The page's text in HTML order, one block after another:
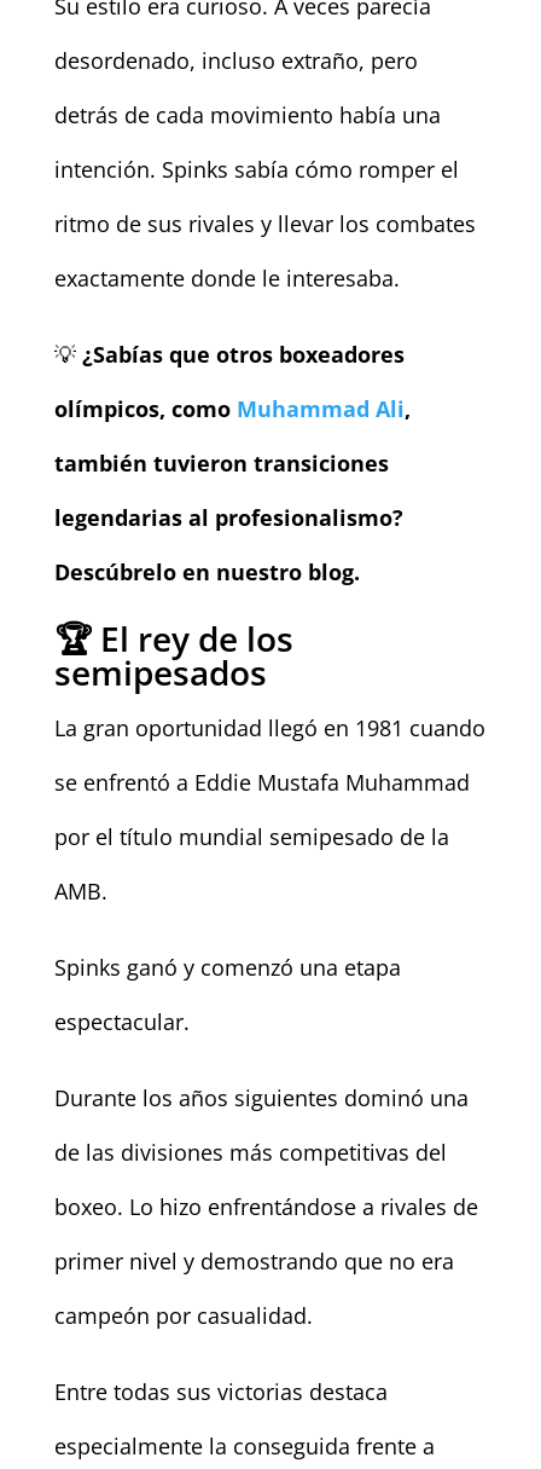
Su estilo era curioso. A veces parecía
desordenado, incluso extraño, pero
detrás de cada movimiento había una
intención. Spinks sabía cómo romper el
ritmo de sus rivales y llevar los combates
exactamente donde le interesaba.
💡 ¿Sabías que otros boxeadores
olímpicos, como Muhammad Ali,
también tuvieron transiciones
legendarias al profesionalismo?
Descúbrelo en nuestro blog.
🏆 El rey de los
semipesados
La gran oportunidad llegó en 1981 cuando
se enfrentó a Eddie Mustafa Muhammad
por el título mundial semipesado de la
AMB.
Spinks ganó y comenzó una etapa
espectacular.
Durante los años siguientes dominó una
de las divisiones más competitivas del
boxeo. Lo hizo enfrentándose a rivales de
primer nivel y demostrando que no era
campeón por casualidad.
Entre todas sus victorias destaca
especialmente la conseguida frente a